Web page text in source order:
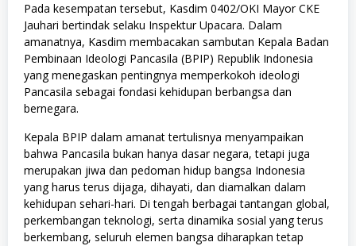
Pada kesempatan tersebut, Kasdim 0402/OKI Mayor CKE
Jauhari bertindak selaku Inspektur Upacara. Dalam
amanatnya, Kasdim membacakan sambutan Kepala Badan
Pembinaan Ideologi Pancasila (BPIP) Republik Indonesia
yang menegaskan pentingnya memperkokoh ideologi
Pancasila sebagai fondasi kehidupan berbangsa dan
bernegara.
Kepala BPIP dalam amanat tertulisnya menyampaikan
bahwa Pancasila bukan hanya dasar negara, tetapi juga
merupakan jiwa dan pedoman hidup bangsa Indonesia
yang harus terus dijaga, dihayati, dan diamalkan dalam
kehidupan sehari-hari. Di tengah berbagai tantangan global,
perkembangan teknologi, serta dinamika sosial yang terus
berkembang, seluruh elemen bangsa diharapkan tetap